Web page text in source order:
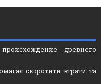
древнего
скоротити втрати та